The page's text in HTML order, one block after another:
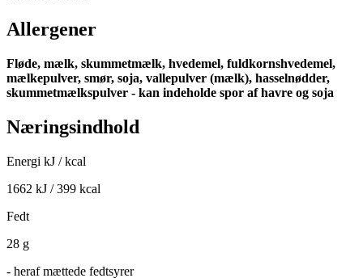
Allergener
Fløde, mælk, skummetmælk, hvedemel, fuldkornshvedemel,
mælkepulver, smør, soja, vallepulver (mælk), hasselnødder,
skummetmælkspulver - kan indeholde spor af havre og soja
Næringsindhold
Energi kJ / kcal
1662 kJ / 399 kcal
Fedt
28 g
- heraf mættede fedtsyrer